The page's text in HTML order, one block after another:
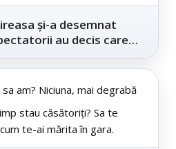
și-a desemnat
au decis care
am? Niciuna, mai degrabă
stau căsătoriți? Sa te
te-ai mărita în gara.